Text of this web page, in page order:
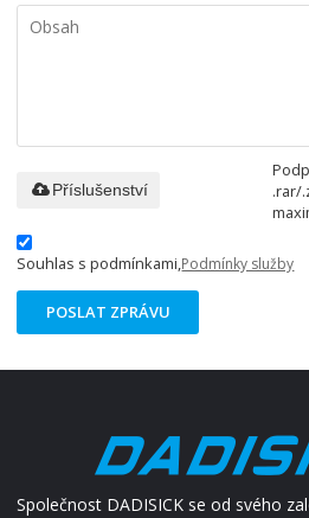
.rar/
Příslušenství
Souhlas s podmínkami,Podmínky služby
POSLAT ZPRÁVU
Společnost DADISICK se od svého